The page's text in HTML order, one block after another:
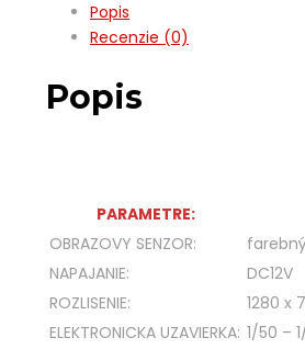
Popis
Recenzie (0)
Popis
PARAMETRE:
OBRAZOVY SENZOR:
NAPAJANIE:
DC12V
ROZLISENIE:
1280 x
ELEKTRONICKA UZAVIERKA: 1/50 –